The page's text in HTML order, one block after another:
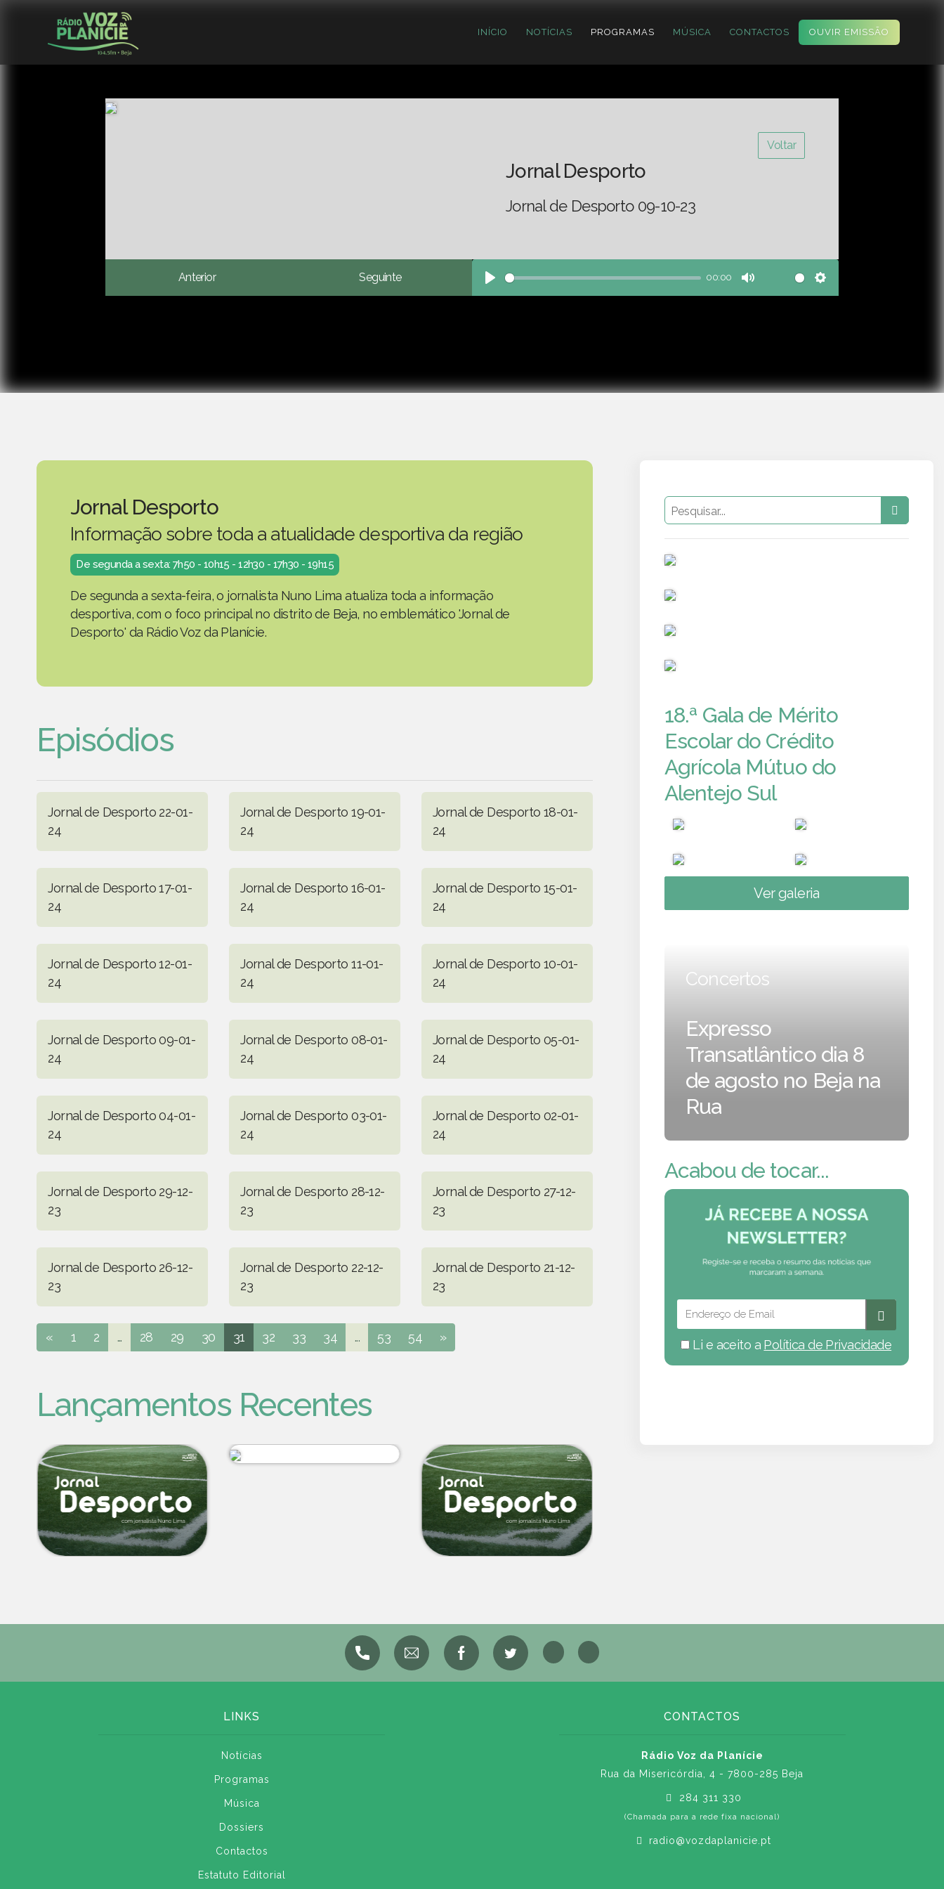
INÍCIO NOTÍCIAS PROGRAMAS MÚSICA CONTACTOS OUVIR EMISSÃO
Voltar
Jornal Desporto
Jornal de Desporto 09-10-23
Anterior Seguinte
Play
00:00
Mute Settings
Jornal Desporto
Informação sobre toda a atualidade desportiva da região
De segunda a sexta: 7h50 - 10h15 - 12h30 - 17h30 - 19h15
De segunda a sexta-feira, o jornalista Nuno Lima atualiza toda a informação
desportiva, com o foco principal no distrito de Beja, no emblemático 'Jornal de
Desporto' da Rádio Voz da Planície.
Episódios
Jornal de Desporto 22-01-
24
Jornal de Desporto 19-01-
24
Jornal de Desporto 18-01-
24
Jornal de Desporto 17-01-
24
Jornal de Desporto 16-01-
24
Jornal de Desporto 15-01-
24
Jornal de Desporto 12-01-
24
Jornal de Desporto 11-01-
24
Jornal de Desporto 10-01-
24
Jornal de Desporto 09-01-
24
Jornal de Desporto 08-01-
24
Jornal de Desporto 05-01-
24
Jornal de Desporto 04-01-
24
Jornal de Desporto 03-01-
24
Jornal de Desporto 02-01-
24
Jornal de Desporto 29-12-
23
Jornal de Desporto 28-12-
23
Jornal de Desporto 27-12-
23
Jornal de Desporto 26-12-
23
Jornal de Desporto 22-12-
23
Jornal de Desporto 21-12-
23
« 1 2 ... 28 29 30 31 32 33 34 ... 53 54 »
Lançamentos Recentes
18.ª Gala de Mérito
Escolar do Crédito
Agrícola Mútuo do
Alentejo Sul
Ver galeria
Concertos
Expresso
Transatlântico dia 8
de agosto no Beja na
Rua
Acabou de tocar...
Li e aceito a Política de Privacidade
LINKS
Notícias
Programas
Música
Dossiers
Contactos
Estatuto Editorial
CONTACTOS
Rádio Voz da Planície
Rua da Misericórdia, 4 - 7800-285 Beja
284 311 330
(Chamada para a rede fixa nacional)
radio@vozdaplanicie.pt